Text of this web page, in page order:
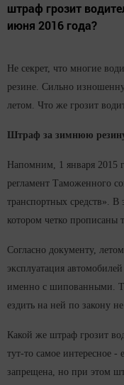
штраф грозит
июня 2016 года?
Не секрет, что многие
резине. Сильно
летом. Что же грозит
Штраф за зимнюю
Напомним, 1 января 2015
регламент Таможенного
транспортных средств».
котором четко прописаны
Согласно документу,
эксплуатация
именно с шипованными.
ездить на ней по закону
Какой же штраф грозит
тут-то самое интересное
запрещена, но при этом